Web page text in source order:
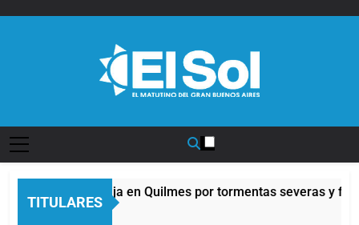
TITULARES
Alerta naranja en Quilmes por tormentas severas y
10 Horas Atrás